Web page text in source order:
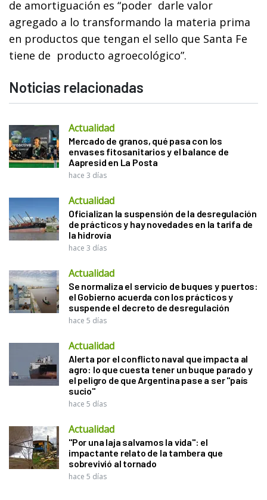
de amortiguación es “poder darle valor
agregado a lo transformando la materia prima
en productos que tengan el sello que Santa Fe
tiene de producto agroecológico”.
Noticias relacionadas
Actualidad
Mercado de granos, qué pasa con los
envases fitosanitarios y el balance de
Aapresid en La Posta
hace 3 días
Actualidad
Oficializan la suspensión de la desregulación
de prácticos y hay novedades en la tarifa de
la hidrovía
hace 3 días
Actualidad
Se normaliza el servicio de buques y puertos:
el Gobierno acuerda con los prácticos y
suspende el decreto de desregulación
hace 5 días
Actualidad
Alerta por el conflicto naval que impacta al
agro: lo que cuesta tener un buque parado y
el peligro de que Argentina pase a ser "país
sucio"
hace 5 días
Actualidad
"Por una laja salvamos la vida": el
impactante relato de la tambera que
sobrevivió al tornado
hace 5 días